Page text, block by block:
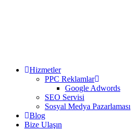
Hizmetler
PPC Reklamlar
Google Adwords
SEO Servisi
Sosyal Medya Pazarlaması
Blog
Bize Ulaşın